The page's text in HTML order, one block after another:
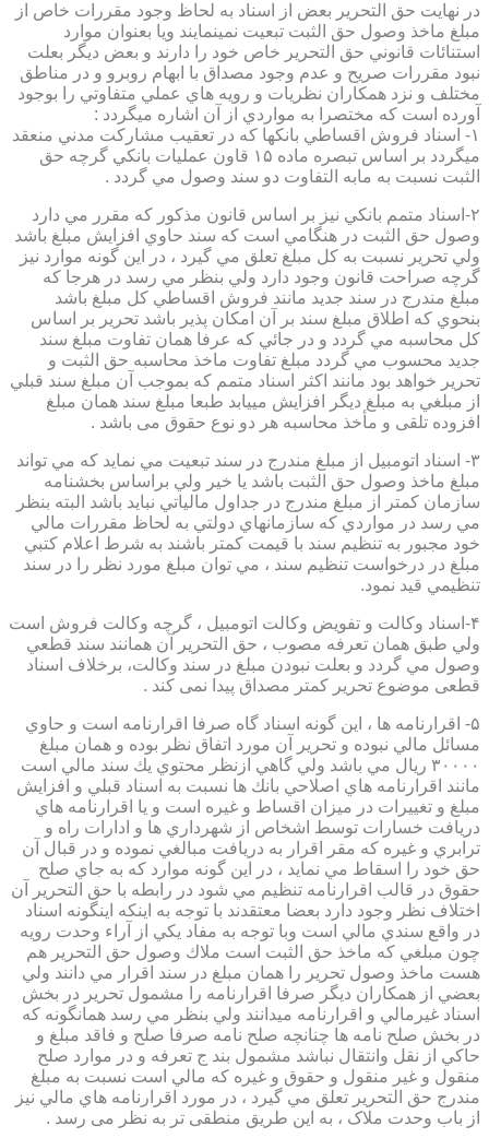
در نهايت حق التحرير بعض از اسناد به لحاظ وجود مقررات خاص از
مبلغ ماخذ وصول حق الثبت تبعيت نمينمايند ويا بعنوان موارد
استنائات قانوني حق التحرير خاص خود را دارند و بعض ديگر بعلت
نبود مقررات صريح و عدم وجود مصداق با ابهام روبرو و در مناطق
مختلف و نزد همكاران نظريات و رويه هاي عملي متفاوتي را بوجود
آورده است كه مختصرا به مواردي از آن اشاره ميگردد :
۱- اسناد فروش اقساطي بانكها كه در تعقيب مشاركت مدني منعقد
ميگردد بر اساس تبصره ماده ۱۵ قاون عمليات بانكي گرچه حق
الثبت نسبت به مابه التفاوت دو سند وصول مي گردد .
۲-اسناد متمم بانكي نيز بر اساس قانون مذكور كه مقرر مي دارد
وصول حق الثبت در هنگامي است كه سند حاوي افزايش مبلغ باشد
ولي تحرير نسبت به كل مبلغ تعلق مي گيرد ، در اين گونه موارد نيز
گرچه صراحت قانون وجود دارد ولي بنظر مي رسد در هرجا كه
مبلغ مندرج در سند جديد مانند فروش اقساطي كل مبلغ باشد
بنحوي كه اطلاق مبلغ سند بر آن امكان پذير باشد تحرير بر اساس
كل محاسبه مي گردد و در جائي كه عرفا همان تفاوت مبلغ سند
جديد محسوب مي گردد مبلغ تفاوت ماخذ محاسبه حق الثبت و
تحرير خواهد بود مانند اكثر اسناد متمم كه بموجب آن مبلغ سند قبلي
از مبلغي به مبلغ ديگر افزايش مييابد طبعا مبلغ سند همان مبلغ
افزوده تلقی و مأخذ محاسبه هر دو نوع حقوق می باشد .
۳- اسناد اتومبيل از مبلغ مندرج در سند تبعيت مي نمايد كه مي تواند
مبلغ ماخذ وصول حق الثبت باشد يا خير ولي براساس بخشنامه
سازمان كمتر از مبلغ مندرج در جداول مالياتي نبايد باشد البته بنظر
مي رسد در مواردي كه سازمانهاي دولتي به لحاظ مقررات مالي
خود مجبور به تنظيم سند با قيمت كمتر باشند به شرط اعلام كتبي
مبلغ در درخواست تنظيم سند ، مي توان مبلغ مورد نظر را در سند
تنظيمي قيد نمود.
۴-اسناد وكالت و تفويض وكالت اتومبيل ، گرچه وكالت فروش است
ولي طبق همان تعرفه مصوب ، حق التحرير آن همانند سند قطعي
وصول مي گردد و بعلت نبودن مبلغ در سند وكالت، برخلاف اسناد
قطعی موضوع تحریر کمتر مصداق پیدا نمی کند .
۵- اقرارنامه ها ، اين گونه اسناد گاه صرفا اقرارنامه است و حاوي
مسائل مالي نبوده و تحرير آن مورد اتفاق نظر بوده و همان مبلغ
۳۰۰۰۰ ريال مي باشد ولي گاهي ازنظر محتوي يك سند مالي است
مانند اقرارنامه هاي اصلاحي بانك ها نسبت به اسناد قبلي و افزايش
مبلغ و تغييرات در ميزان اقساط و غيره است و يا اقرارنامه هاي
دريافت خسارات توسط اشخاص از شهرداري ها و ادارات راه و
ترابري و غيره كه مقر اقرار به دريافت مبالغي نموده و در قبال آن
حق خود را اسقاط مي نمايد ، در اين گونه موارد كه به جاي صلح
حقوق در قالب اقرارنامه تنظيم مي شود در رابطه با حق التحرير آن
اختلاف نظر وجود دارد بعضا معتقدند با توجه به اينكه اينگونه اسناد
در واقع سندي مالي است وبا توجه به مفاد يكي از آراء وحدت رويه
چون مبلغي كه ماخذ حق الثبت است ملاك وصول حق التحرير هم
هست ماخذ وصول تحرير را همان مبلغ در سند اقرار مي دانند ولي
بعضي از همكاران ديگر صرفا اقرارنامه را مشمول تحرير در بخش
اسناد غيرمالي و اقرارنامه ميدانند ولي بنظر مي رسد همانگونه كه
در بخش صلح نامه ها چنانچه صلح نامه صرفا صلح و فاقد مبلغ و
حاكي از نقل وانتقال نباشد مشمول بند ج تعرفه و در موارد صلح
منقول و غير منقول و حقوق و غيره كه مالي است نسبت به مبلغ
مندرج حق التحرير تعلق مي گيرد ، در مورد اقرارنامه هاي مالي نيز
از باب وحدت ملاک ، به این طریق منطقی تر به نظر می رسد .